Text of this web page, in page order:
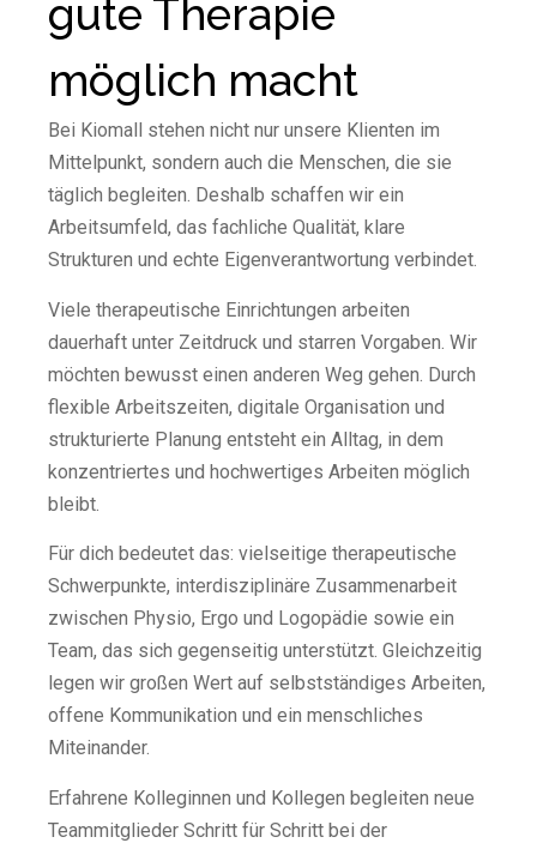
gute Therapie
möglich macht
Bei Kiomall stehen nicht nur unsere Klienten im
Mittelpunkt, sondern auch die Menschen, die sie
täglich begleiten. Deshalb schaffen wir ein
Arbeitsumfeld, das fachliche Qualität, klare
Strukturen und echte Eigenverantwortung verbindet.
Viele therapeutische Einrichtungen arbeiten
dauerhaft unter Zeitdruck und starren Vorgaben. Wir
möchten bewusst einen anderen Weg gehen. Durch
flexible Arbeitszeiten, digitale Organisation und
strukturierte Planung entsteht ein Alltag, in dem
konzentriertes und hochwertiges Arbeiten möglich
bleibt.
Für dich bedeutet das: vielseitige therapeutische
Schwerpunkte, interdisziplinäre Zusammenarbeit
zwischen Physio, Ergo und Logopädie sowie ein
Team, das sich gegenseitig unterstützt. Gleichzeitig
legen wir großen Wert auf selbstständiges Arbeiten,
offene Kommunikation und ein menschliches
Miteinander.
Erfahrene Kolleginnen und Kollegen begleiten neue
Teammitglieder Schritt für Schritt bei der